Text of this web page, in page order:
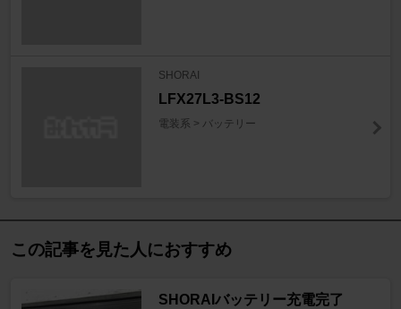
SHORAI
LFX27L3-BS12
電装系 > バッテリー
この記事を見た人におすすめ
SHORAIバッテリー充電完了